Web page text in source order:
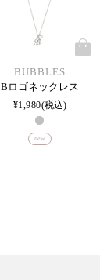
BUBBLES
Bロゴネックレス
¥1,980 税込
new